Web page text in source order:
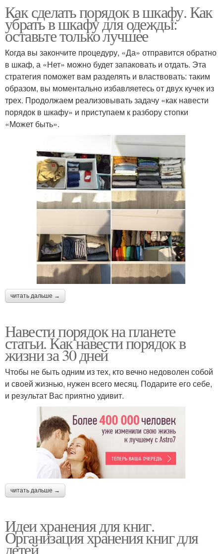
Как сделать порядок в шкафу. Как
убрать в шкафу для одежды:
оставьте только лучшее
Когда вы закончите процедуру, «Да» отправится обратно
в шкаф, а «Нет» можно будет запаковать и отдать. Эта
стратегия поможет вам разделять и властвовать: таким
образом, вы моментально избавляетесь от двух кучек из
трех. Продолжаем реализовывать задачу «как навести
порядок в шкафу» и приступаем к разбору стопки
«Может быть».
читать дальше →
Навести порядок на планете
статьи. Как навести порядок в
жизни за 30 дней
Чтобы не быть одним из тех, кто вечно недоволен собой
и своей жизнью, нужен всего месяц. Подарите его себе,
и результат Вас приятно удивит.
читать дальше →
Идеи хранения для книг.
Организация хранения книг для
детей